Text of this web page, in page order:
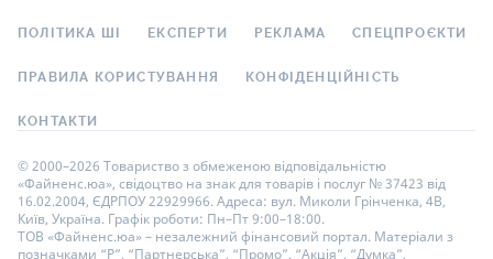
ПОЛІТИКА ШІ ЕКСПЕРТИ РЕКЛАМА СПЕЦПРОЄКТИ
ПРАВИЛА КОРИСТУВАННЯ КОНФІДЕНЦІЙНІСТЬ
КОНТАКТИ
© 2000–2026 Товариство з обмеженою відповідальністю
«Файненс.юа», свідоцтво на знак для товарів і послуг № 37423 від
16.02.2004, ЄДРПОУ 22929966. Адреса: вул. Миколи Грінченка, 4В,
Київ, Україна. Графік роботи: Пн–Пт 9:00–18:00.
ТОВ «Файненс.юа» – незалежний фінансовий портал. Матеріали з
позначками “Р”, “Партнерська”, “Промо”, “Акція”, “Думка”,